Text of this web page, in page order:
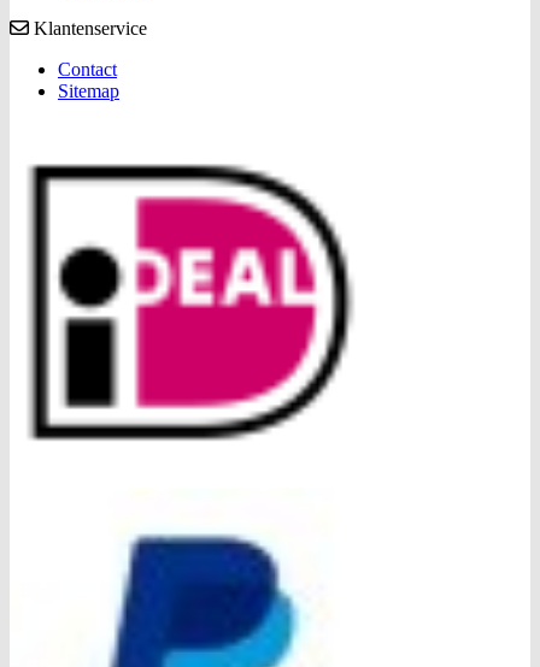
Klantenservice
Contact
Sitemap